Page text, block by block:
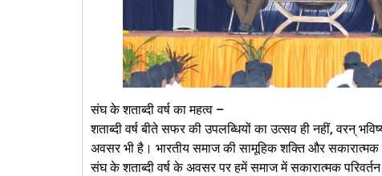
संघ के शताब्दी वर्ष का महत्व –
शताब्दी वर्ष बीते सफर की उपलब्धियों का उत्सव ही नहीं, वरन्
अवसर भी है। भारतीय समाज की सामूहिक शक्ति और सकारात्मक
संघ के शताब्दी वर्ष के अवसर पर हमें समाज में सकारात्मक